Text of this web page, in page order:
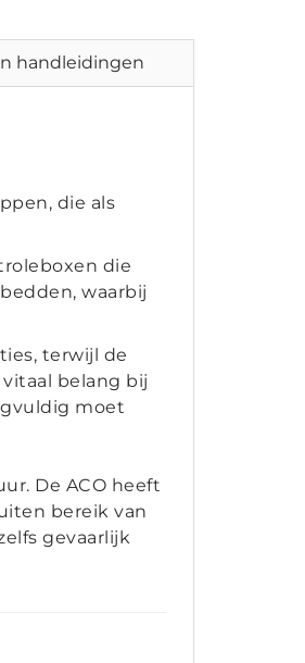
handleidingen
die als
die
waarbij
terwijl de
belang bij
moet
De ACO heeft
bereik van
gevaarlijk